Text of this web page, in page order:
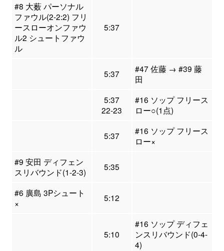
#8 大薮 パーソナル
ファウル(2-2:2) フリ
ースローオンファウ
ル2 シュートファウ
ル
5:37
5:37
#47 佐藤 → #39 藤
田
5:37
22-23
#16 ソップ フリース
ロー○(1点)
5:37
#16 ソップ フリース
ロー×
#9 安田 ディフェン
スリバウンド(1-2-3)
5:35
#6 廣島 3Pシュート
×
5:12
5:10
#16 ソップ ディフェ
ンスリバウンド(0-4-
4)